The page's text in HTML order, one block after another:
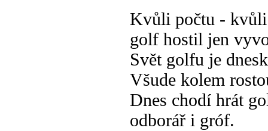
Kvůli počtu - kvůli
golf hostil jen
Svět golfu je
Všude kolem
Dnes chodí hrát
odborář i gróf.